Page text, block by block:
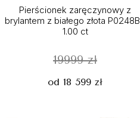
Pierścionek zaręczynowy z
brylantem z białego złota
1.00 ct
19999 zł
od 18 599 zł